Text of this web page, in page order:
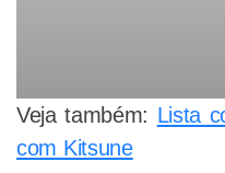
Veja também: Lista
com Kitsune